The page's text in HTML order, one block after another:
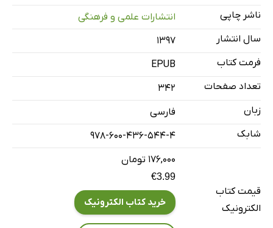
ناشر چاپی
انتشارات علمی و فرهنگی
سال انتشار
۱۳۹۷
فرمت کتاب
EPUB
تعداد صفحات
342
زبان
فارسی
شابک
978-600-436-544-4
قیمت کتاب
الکترونیک
۱۷۶,۰۰۰ تومان
€3.99
خرید کتاب الکترونیک